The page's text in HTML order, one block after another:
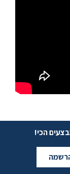
הכי!